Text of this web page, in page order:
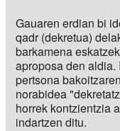
Gauaren erdian bi
qadr (dekretua)
barkamena
aproposa den aldia.
pertsona
norabidea
horrek kontzientzia
indartzen ditu.